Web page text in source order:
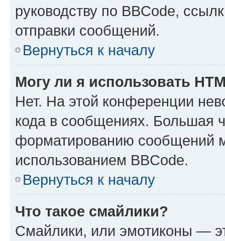
руководству по BBCode,
отправки сообщений.
Вернуться к началу
Могу ли я использовать
Нет. На этой конференции
кода в сообщениях. Большая
форматированию сообщений
использованием BBCode.
Вернуться к началу
Что такое смайлики?
Смайлики, или эмотиконы —